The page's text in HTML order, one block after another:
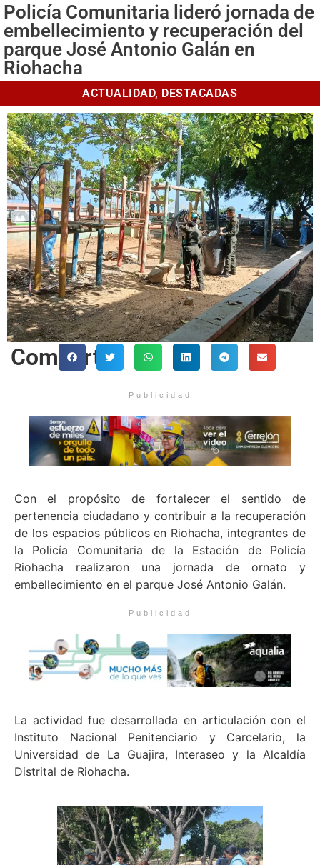
Policía Comunitaria lideró jornada de
embellecimiento y recuperación del
parque José Antonio Galán en
Riohacha
ACTUALIDAD, DESTACADAS
Comparte
Publicidad
Con el propósito de fortalecer el sentido de
pertenencia ciudadano y contribuir a la recuperación
de los espacios públicos en Riohacha, integrantes de
la Policía Comunitaria de la Estación de Policía
Riohacha realizaron una jornada de ornato y
embellecimiento en el parque José Antonio Galán.
Publicidad
La actividad fue desarrollada en articulación con el
Instituto Nacional Penitenciario y Carcelario, la
Universidad de La Guajira, Interaseo y la Alcaldía
Distrital de Riohacha.